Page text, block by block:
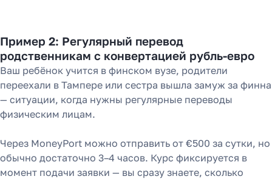
Пример 2: Регулярный перевод
родственникам с конвертацией рубль-евро
Ваш ребёнок учится в финском вузе, родители
переехали в Тампере или сестра вышла замуж за финна
— ситуации, когда нужны регулярные переводы
физическим лицам.
Через MoneyPort можно отправить от €500 за сутки, но
обычно достаточно 3–4 часов. Курс фиксируется в
момент подачи заявки — вы сразу знаете, сколько